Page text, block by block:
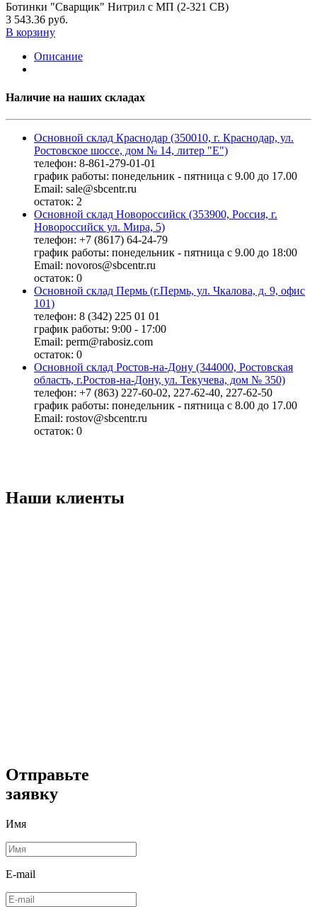
Ботинки "Сварщик" Нитрил с МП (2-321 СВ)
3 543.36 руб.
В корзину
Описание
Наличие на наших складах
Основной склад Краснодар (350010, г. Краснодар, ул.
Ростовское шоссе, дом № 14, литер "Е")
телефон: 8-861-279-01-01
график работы: понедельник - пятница с 9.00 до 17.00
Email: sale@sbcentr.ru
остаток: 2
Основной склад Новороссийск (353900, Россия, г.
Новороссийск ул. Мира, 5)
телефон: +7 (8617) 64-24-79
график работы: понедельник - пятница с 9.00 до 18:00
Email: novoros@sbcentr.ru
остаток: 0
Основной склад Пермь (г.Пермь, ул. Чкалова, д. 9, офис
101)
телефон: 8 (342) 225 01 01
график работы: 9:00 - 17:00
Email: perm@rabosiz.com
остаток: 0
Основной склад Ростов-на-Дону (344000, Ростовская
область, г.Ростов-на-Дону, ул. Текучева, дом № 350)
телефон: +7 (863) 227-60-02, 227-62-40, 227-62-50
график работы: понедельник - пятница с 8.00 до 17.00
Email: rostov@sbcentr.ru
остаток: 0
Наши клиенты
Отправьте
заявку
Имя
E-mail